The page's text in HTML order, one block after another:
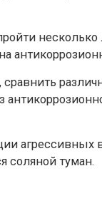
агрессивных
соляной туман.